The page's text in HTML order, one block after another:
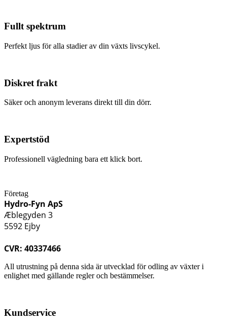
Fullt spektrum
Perfekt ljus för alla stadier av din växts livscykel.
Diskret frakt
Säker och anonym leverans direkt till din dörr.
Expertstöd
Professionell vägledning bara ett klick bort.
Företag
Hydro-Fyn ApS
Æblegyden 3
5592 Ejby
CVR: 40337466
All utrustning på denna sida är utvecklad för odling av växter i
enlighet med gällande regler och bestämmelser.
Kundservice